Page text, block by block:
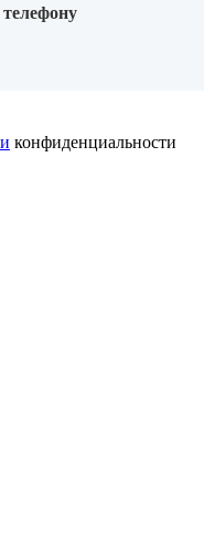
конфиденциальности